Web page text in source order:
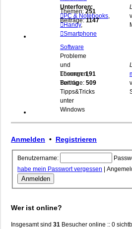
Unterforen:
PC & Notebooks,
Handy,
Smartphone
Themen: 251
Beiträge:1147
Software
Probleme
und
Lösungen,
Tuning
Tipps&Tricks
unter
Windows
Themen:191
Beiträge: 509
Anmelden • Registrieren
Benutzername:
habe mein Passwort vergessen
Wer ist online?
Insgesamt sind 31 Besucher online :: 0